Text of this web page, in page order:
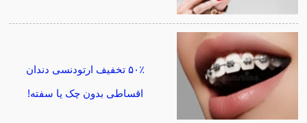
۵۰٪ تخفیف ارتودنسی دندان
اقساطی بدون چک یا سفته!